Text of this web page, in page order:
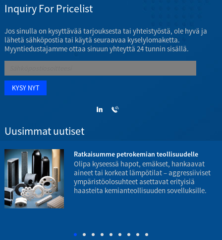
Inquiry For Pricelist
Jos sinulla on kysyttävää tarjouksesta tai yhteistyöstä, ole hyvä ja
lähetä sähköpostia tai käytä seuraavaa kyselylomaketta.
Myyntiedustajamme ottaa sinuun yhteyttä 24 tunnin sisällä.
Uusimmat uutiset
Ratkaisumme petrokemian teollisuudelle
Olipa kyseessä hapot, emäkset, hankaavat
aineet tai korkeat lämpötilat – aggressiiviset
ympäristöolosuhteet asettavat erityisiä
haasteita kemianteollisuuden sovelluksille.